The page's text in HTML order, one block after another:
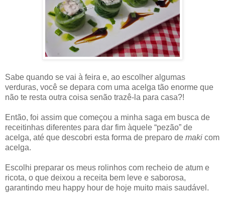
Sabe quando se vai à feira e, ao escolher algumas
verduras, você se depara com uma acelga tão enorme que
não te resta outra coisa senão trazê-la para casa?!
Então, foi assim que começou a minha saga em busca de
receitinhas diferentes para dar fim àquele “pezão” de
acelga, até que descobri esta forma de preparo de maki com
acelga.
Escolhi preparar os meus rolinhos com recheio de atum e
ricota, o que deixou a receita bem leve e saborosa,
garantindo meu happy hour de hoje muito mais saudável.